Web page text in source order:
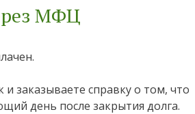
МФЦ
заказываете справку о том, что
день после закрытия долга.